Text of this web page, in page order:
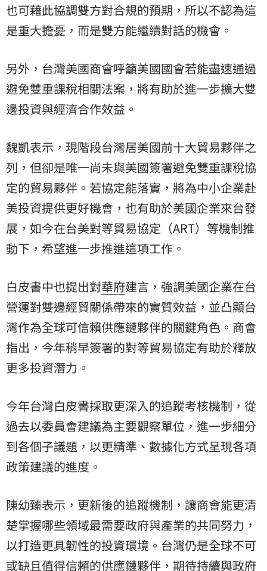
也可藉此協調雙方對合規的預期，所以不認為這
是重大擔憂，而是雙方能繼續對話的機會。
另外，台灣美國商會呼籲美國國會若能盡速通過
避免雙重課稅相關法案，將有助於進一步擴大雙
邊投資與經濟合作效益。
魏凱表示，現階段台灣居美國前十大貿易夥伴之
列，但卻是唯一尚未與美國簽署避免雙重課稅協
定的貿易夥伴。若協定能落實，將為中小企業赴
美投資提供更好機會，也有助於美國企業來台發
展，如今在台美對等貿易協定（ART）等機制推
動下，希望進一步推進這項工作。
白皮書中也提出對華府建言，強調美國企業在台
營運對雙邊經貿關係帶來的實質效益，並凸顯台
灣作為全球可信賴供應鏈夥伴的關鍵角色。商會
指出，今年稍早簽署的對等貿易協定有助於釋放
更多投資潛力。
今年台灣白皮書採取更深入的追蹤考核機制，從
過去以委員會建議為主要觀察單位，進一步細分
到各個子議題，以更精準、數據化方式呈現各項
政策建議的進度。
陳幼臻表示，更新後的追蹤機制，讓商會能更清
楚掌握哪些領域最需要政府與產業的共同努力，
以打造更具韌性的投資環境。台灣仍是全球不可
或缺且值得信賴的供應鏈夥伴，期待持續與政府